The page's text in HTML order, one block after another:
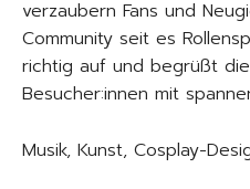
verzaubern Fans und
Community seit es
richtig auf und begrüßt
Besucher:innen mit
Musik, Kunst, Cosplay-